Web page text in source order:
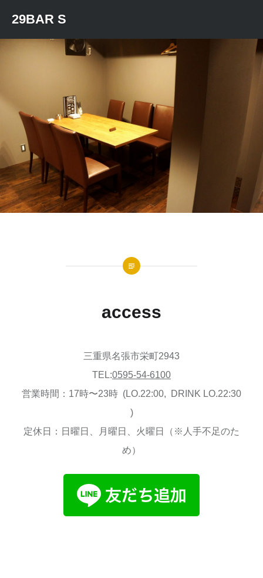
テ
29BAR S
access
三重県名張市栄町2943
TEL:0595-54-6100
営業時間：17時〜23時 (LO.22:00, DRINK LO.22:30
)
定休日：日曜日、月曜日、火曜日（※人手不足のた
め）